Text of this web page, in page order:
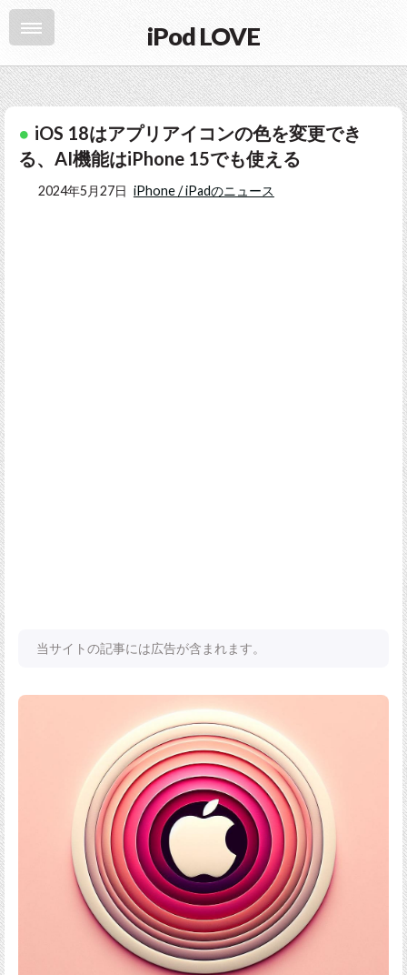
iPod LOVE
iOS 18はアプリアイコンの色を変更でき
る、AI機能はiPhone 15でも使える
2024年5月27日 iPhone / iPadのニュース
当サイトの記事には広告が含まれます。